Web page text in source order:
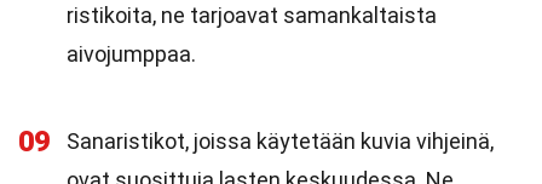
ristikoita, ne tarjoavat samankaltaista
aivojumppaa.
09
Sanaristikot, joissa käytetään kuvia vihjeinä,